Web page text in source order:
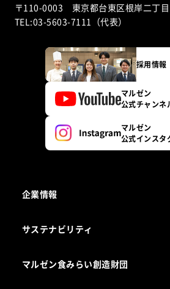
〒110-0003 東京都台東区根岸二丁
TEL:03-5603-7111（代表）
採用情報
マルゼン
公式チャンネ
マルゼン
公式インスタ
企業情報
会社組織
サステナビリティ
マルゼン食みらい創造財団